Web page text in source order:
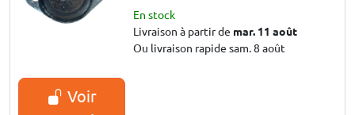
En stock
Livraison à partir de mar. 11 août
Ou livraison rapide sam. 8 août
Voir